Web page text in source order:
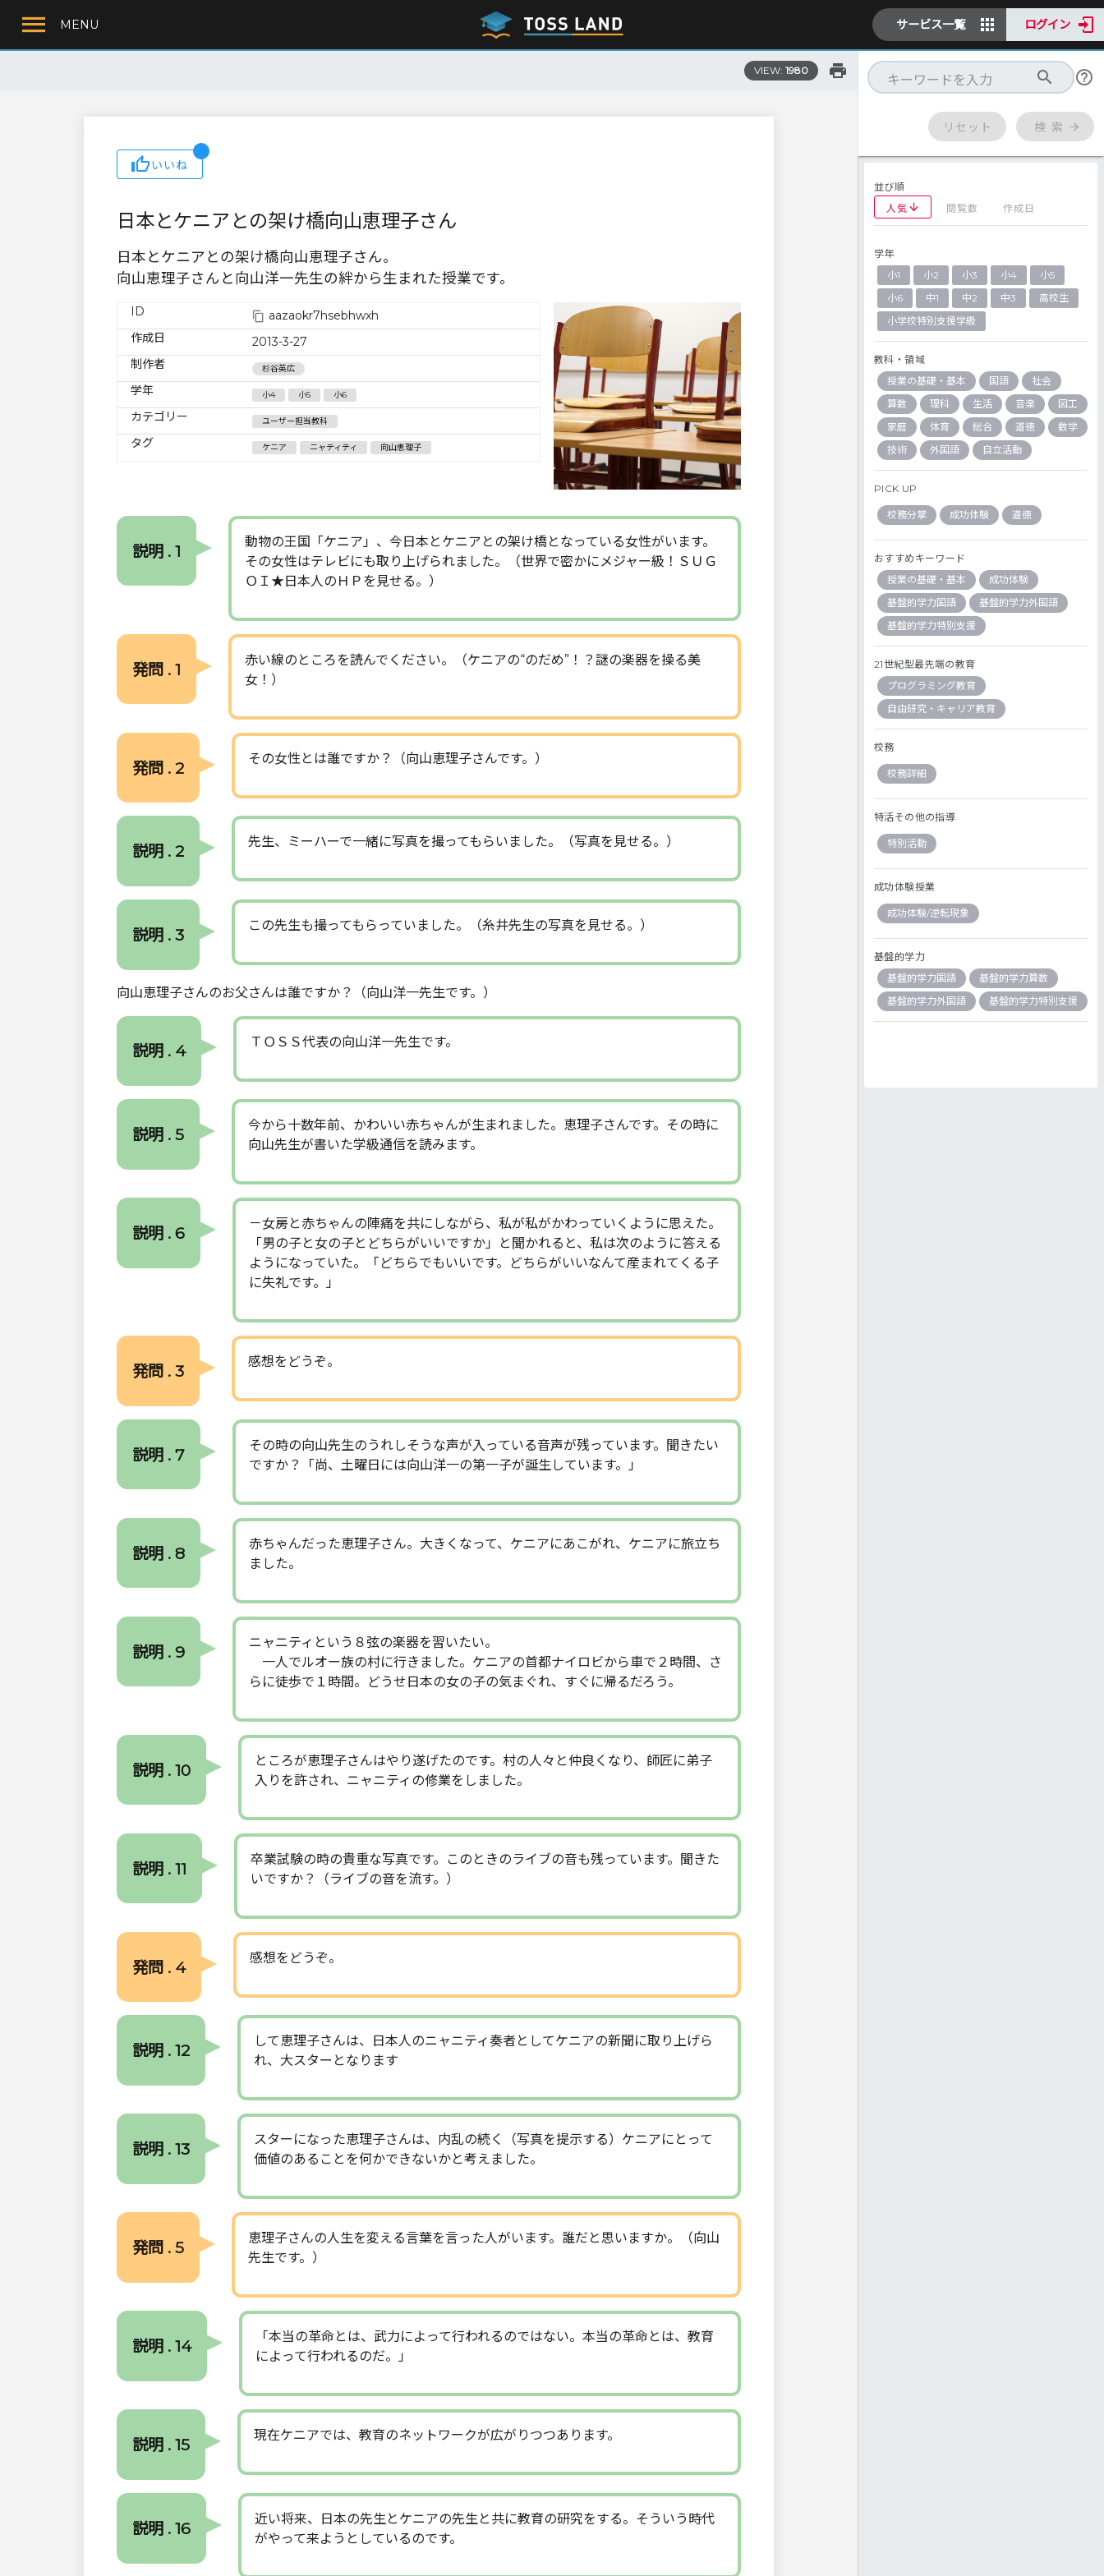
MENU サービス一覧 ログイン
VIEW: 1980
いいね
日本とケニアとの架け橋向山恵理子さん
日本とケニアとの架け橋向山恵理子さん。
向山恵理子さんと向山洋一先生の絆から生まれた授業です。
ID
aazaokr7hsebhwxh
作成日
2013-3-27
制作者
杉谷英広
学年 小4 小5 小6
カテゴリー ユーザー担当教科
タグ ケニア ニャティティ 向山恵理子
説明 . 1
動物の王国「ケニア」、今日本とケニアとの架け橋となっている女性がいます。
その女性はテレビにも取り上げられました。（世界で密かにメジャー級！ＳＵＧ
ＯＩ★日本人のＨＰを見せる。）
発問 . 1
赤い線のところを読んでください。（ケニアの“のだめ”！？謎の楽器を操る美
女！）
発問 . 2 その女性とは誰ですか？（向山恵理子さんです。）
説明 . 2 先生、ミーハーで一緒に写真を撮ってもらいました。（写真を見せる。）
説明 . 3 この先生も撮ってもらっていました。（糸井先生の写真を見せる。）
向山恵理子さんのお父さんは誰ですか？（向山洋一先生です。）
説明 . 4 ＴＯＳＳ代表の向山洋一先生です。
説明 . 5
今から十数年前、かわいい赤ちゃんが生まれました。恵理子さんです。その時に
向山先生が書いた学級通信を読みます。
説明 . 6
－女房と赤ちゃんの陣痛を共にしながら、私が私がかわっていくように思えた。
「男の子と女の子とどちらがいいですか」と聞かれると、私は次のように答える
ようになっていた。「どちらでもいいです。どちらがいいなんて産まれてくる子
に失礼です。」
発問 . 3 感想をどうぞ。
説明 . 7
その時の向山先生のうれしそうな声が入っている音声が残っています。聞きたい
ですか？「尚、土曜日には向山洋一の第一子が誕生しています。」
説明 . 8
赤ちゃんだった恵理子さん。大きくなって、ケニアにあこがれ、ケニアに旅立ち
ました。
説明 . 9
ニャニティという８弦の楽器を習いたい。
一人でルオー族の村に行きました。ケニアの首都ナイロビから車で２時間、さ
らに徒歩で１時間。どうせ日本の女の子の気まぐれ、すぐに帰るだろう。
説明 . 10
ところが恵理子さんはやり遂げたのです。村の人々と仲良くなり、師匠に弟子
入りを許され、ニャニティの修業をしました。
説明 . 11
卒業試験の時の貴重な写真です。このときのライブの音も残っています。聞きた
いですか？（ライブの音を流す。）
発問 . 4 感想をどうぞ。
説明 . 12
して恵理子さんは、日本人のニャニティ奏者としてケニアの新聞に取り上げら
れ、大スターとなります
説明 . 13
スターになった恵理子さんは、内乱の続く（写真を提示する）ケニアにとって
価値のあることを何かできないかと考えました。
発問 . 5
恵理子さんの人生を変える言葉を言った人がいます。誰だと思いますか。（向山
先生です。）
説明 . 14
「本当の革命とは、武力によって行われるのではない。本当の革命とは、教育
によって行われるのだ。」
説明 . 15 現在ケニアでは、教育のネットワークが広がりつつあります。
説明 . 16
近い将来、日本の先生とケニアの先生と共に教育の研究をする。そういう時代
がやって来ようとしているのです。
リセット 検 索
並び順
人気
閲覧数 作成日
学年
小1
小2 小3 小4
小5
小6
中1 中2 中3
高校生
小学校特別支援学級
教科・領域
授業の基礎・基本
国語
社会
算数
理科 生活 音楽
図工
家庭
体育 総合 道徳
数学
技術
外国語 自立活動
PICK UP
校務分掌 成功体験 道徳
おすすめキーワード
授業の基礎・基本
成功体験
基盤的学力国語
基盤的学力外国語
基盤的学力特別支援
21世紀型最先端の教育
プログラミング教育
自由研究・キャリア教育
校務
校務詳細
特活その他の指導
特別活動
成功体験授業
成功体験/逆転現象
基盤的学力
基盤的学力国語
基盤的学力算数
基盤的学力外国語
基盤的学力特別支援